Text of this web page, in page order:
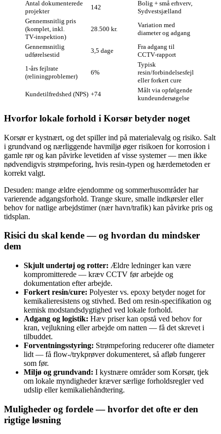
Antal dokumenterede
projekter
142
Bolig + små erhverv,
Sydvestsjælland
Gennemsnitlig pris
(komplet, inkl.
TV‑inspektion)
28.500 kr.
Variation med
diameter og adgang
Gennemsnitlig
udførelsestid
3,5 dage
Fra adgang til
CCTV‑rapport
1‑års fejlrate
(reliningproblemer)
6%
Typisk
resin/forbindelsesfejl
eller forkert cure
Kundetilfredshed (NPS) +74
Målt via opfølgende
kundeundersøgelse
Hvorfor lokale forhold i Korsør betyder noget
Korsør er kystnært, og det spiller ind på materialevalg og risiko. Salt
i grundvand og nærliggende havmiljø øger risikoen for korrosion i
gamle rør og kan påvirke levetiden af visse systemer — men ikke
nødvendigvis strømpeforing, hvis resin‑typen og hærdemetoden er
korrekt valgt.
Desuden: mange ældre ejendomme og sommerhusområder har
varierende adgangsforhold. Trange skure, smalle indkørsler eller
behov for natlige arbejdstimer (nær havn/trafik) kan påvirke pris og
tidsplan.
Risici du skal kende — og hvordan du mindsker
dem
Skjult undertøj og rotter: Ældre ledninger kan være
kompromitterede — kræv CCTV før arbejde og
dokumentation efter arbejde.
Forkert resin/cure: Polyester vs. epoxy betyder noget for
kemikalieresistens og stivhed. Bed om resin‑specifikation og
kemisk modstandsdygtighed ved lokale forhold.
Adgang og logistik: Hæv priser kan opstå ved behov for
kran, vejlukning eller arbejde om natten — få det skrevet i
tilbuddet.
Forventningsstyring: Strømpeforing reducerer ofte diameter
lidt — få flow‑/trykprøver dokumenteret, så afløb fungerer
som før.
Miljø og grundvand: I kystnære områder som Korsør, tjek
om lokale myndigheder kræver særlige forholdsregler ved
udslip eller kemikaliehåndtering.
Muligheder og fordele — hvorfor det ofte er den
rigtige løsning